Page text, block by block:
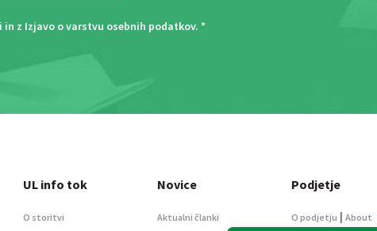
in z Izjavo o varstvu osebnih podatkov. *
UL info tok
O storitvi
Novice
Aktualni članki
Podjetje
O podjetju | About